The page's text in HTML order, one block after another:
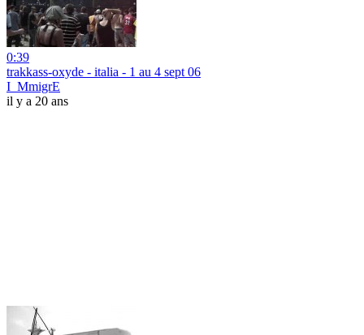
0:39
trakkass-oxyde - italia - 1 au 4 sept 06
I_MmigrE
il y a 20 ans